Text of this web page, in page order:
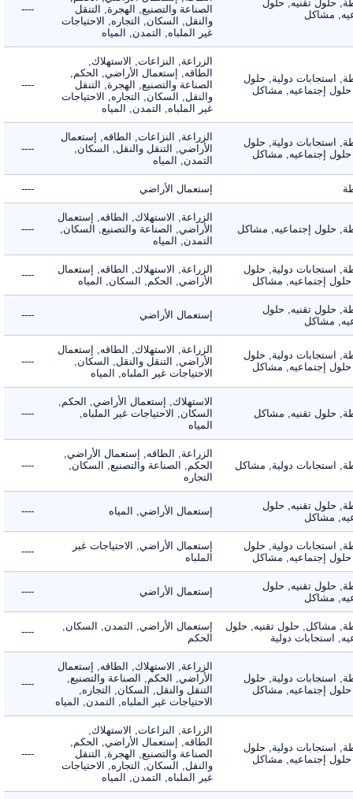
حلول تقنيه, حلول
مشاكل
الصناعة والتصنيع, الهجرة, التنقل
والنقل, السكان, التجاره, الاحتياجات
غير الملباه, التمدن, المياه
----
استجابات دولية, حلول
إجتماعيه, مشاكل
الزراعة, النزاعات, الاستهلاك,
الطاقه, إستعمال الأراضي, الحكم,
الصناعة والتصنيع, الهجرة, التنقل
والنقل, السكان, التجاره, الاحتياجات
غير الملباه, التمدن, المياه
----
استجابات دولية, حلول
إجتماعيه, مشاكل
الزراعة, النزاعات, الطاقه, إستعمال
الأراضي, التنقل والنقل, السكان,
التمدن, المياه
----
إستعمال الأراضي ----
حلول إجتماعيه, مشاكل
الزراعة, الاستهلاك, الطاقه, إستعمال
الأراضي, الصناعة والتصنيع, السكان,
التمدن, المياه
----
استجابات دولية, حلول
إجتماعيه, مشاكل
الزراعة, الاستهلاك, الطاقه, إستعمال
الأراضي, الحكم, السكان, المياه
----
حلول تقنيه, حلول
مشاكل
إستعمال الأراضي ----
استجابات دولية, حلول
إجتماعيه, مشاكل
الزراعة, الاستهلاك, الطاقه, إستعمال
الأراضي, التنقل والنقل, السكان,
الاحتياجات غير الملباه, المياه
----
حلول تقنيه, مشاكل
الاستهلاك, إستعمال الأراضي, الحكم,
السكان, الاحتياجات غير الملباه,
المياه
----
استجابات دولية, مشاكل
الزراعة, الطاقه, إستعمال الأراضي,
الحكم, الصناعة والتصنيع, السكان,
التجاره
----
حلول تقنيه, حلول
مشاكل
إستعمال الأراضي, المياه ----
استجابات دولية, حلول
إجتماعيه, مشاكل
إستعمال الأراضي, الاحتياجات غير
الملباه
----
حلول تقنيه, حلول
مشاكل
إستعمال الأراضي ----
مشاكل, حلول تقنيه, حلول
استجابات دولية
إستعمال الأراضي, التمدن, السكان,
الحكم
----
استجابات دولية, حلول
إجتماعيه, مشاكل
الزراعة, الاستهلاك, الطاقه, إستعمال
الأراضي, الحكم, الصناعة والتصنيع,
التنقل والنقل, السكان, التجاره,
الاحتياجات غير الملباه, التمدن, المياه
----
استجابات دولية, حلول
إجتماعيه, مشاكل
الزراعة, النزاعات, الاستهلاك,
الطاقه, إستعمال الأراضي, الحكم,
الصناعة والتصنيع, الهجرة, التنقل
والنقل, السكان, التجاره, الاحتياجات
غير الملباه, التمدن, المياه
----